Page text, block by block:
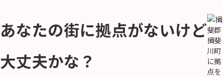
あなたの街に拠点がないけど
大丈夫かな？